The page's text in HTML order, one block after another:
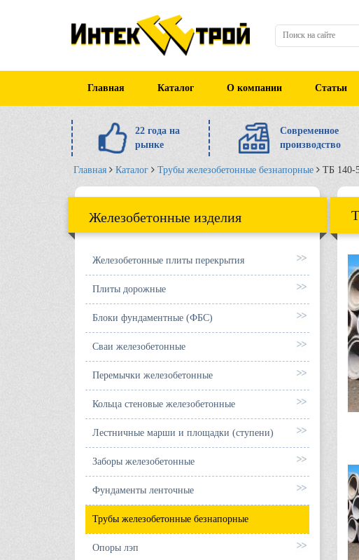
Главная Каталог О компании Статьи
22 года на
рынке
Современное
производство
Главная Каталог Трубы железобетонные безнапорные ТБ 140-
Железобетонные изделия
Железобетонные плиты перекрытия
Плиты дорожные
Блоки фундаментные (ФБС)
Сваи железобетонные
Перемычки железобетонные
Кольца стеновые железобетонные
Лестничные марши и площадки (ступени)
Заборы железобетонные
Фундаменты ленточные
Трубы железобетонные безнапорные
Опоры лэп